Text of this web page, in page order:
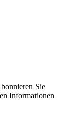
Sie
Informationen